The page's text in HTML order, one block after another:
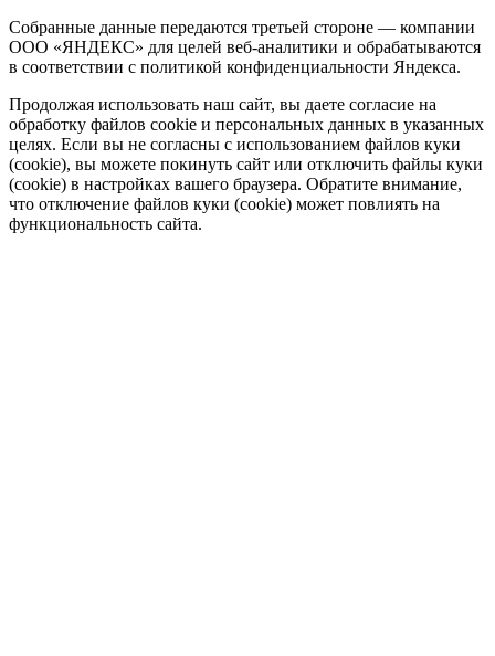
Собранные данные передаются третьей стороне — компании
ООО «ЯНДЕКС» для целей веб-аналитики и обрабатываются
в соответствии с политикой конфиденциальности Яндекса.
Продолжая использовать наш сайт, вы даете согласие на
обработку файлов cookie и персональных данных в указанных
целях. Если вы не согласны с использованием файлов куки
(cookie), вы можете покинуть сайт или отключить файлы куки
(cookie) в настройках вашего браузера. Обратите внимание,
что отключение файлов куки (cookie) может повлиять на
функциональность сайта.